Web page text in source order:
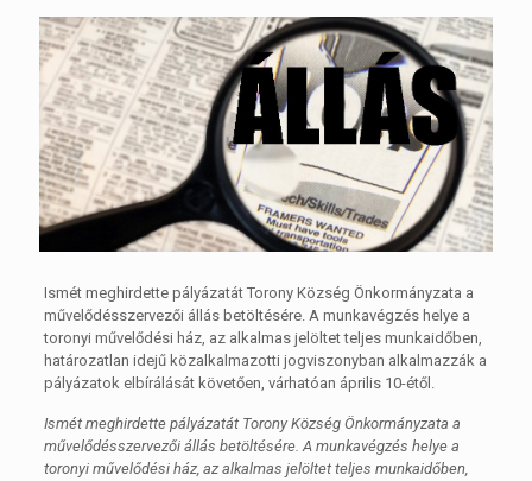
Ismét meghirdette pályázatát Torony Község Önkormányzata a
művelődésszervezői állás betöltésére. A munkavégzés helye a
toronyi művelődési ház, az alkalmas jelöltet teljes munkaidőben,
határozatlan idejű közalkalmazotti jogviszonyban alkalmazzák a
pályázatok elbírálását követően, várhatóan április 10-étől.
Ismét meghirdette pályázatát Torony Község Önkormányzata a
művelődésszervezői állás betöltésére. A munkavégzés helye a
toronyi művelődési ház, az alkalmas jelöltet teljes munkaidőben,